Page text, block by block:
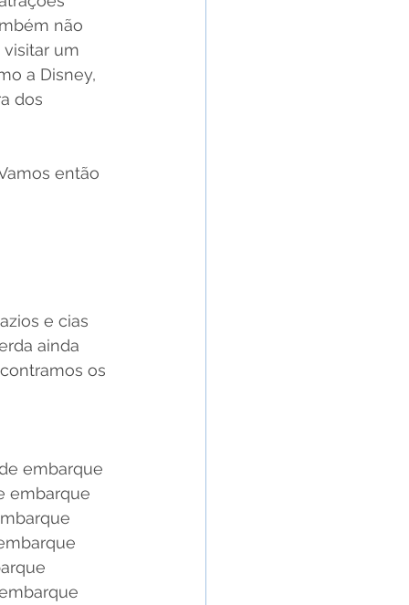
não
um
a Disney,
dos
então
e cias
ainda
os
embarque
embarque